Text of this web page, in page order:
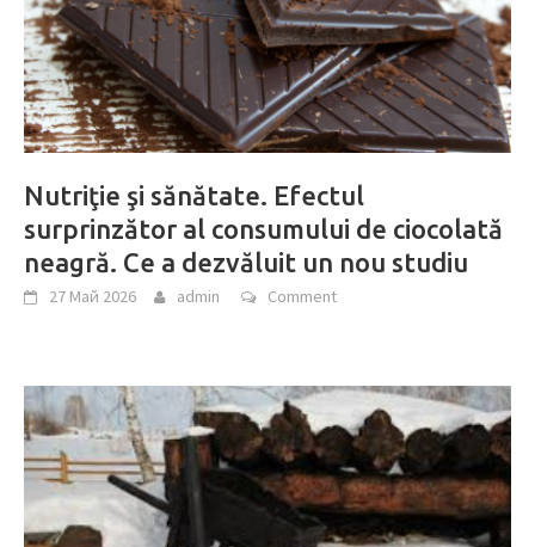
Nutriţie şi sănătate. Efectul
surprinzător al consumului de ciocolată
neagră. Ce a dezvăluit un nou studiu
27 Май 2026 admin Comment